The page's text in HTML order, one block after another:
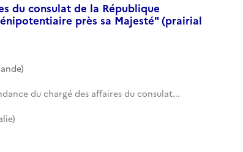
du consulat de la République
près sa Majesté" (prairial
du chargé des affaires du consulat...